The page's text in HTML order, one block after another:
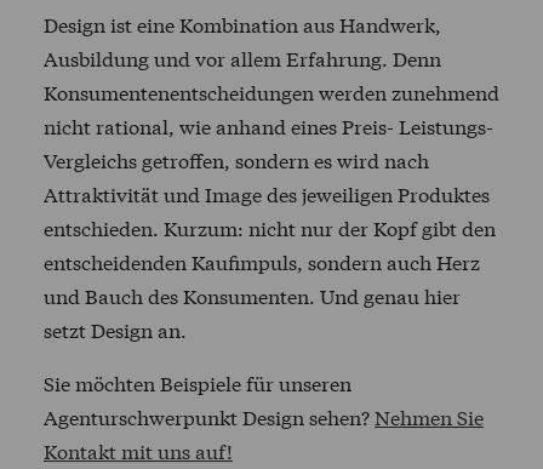
Design ist eine Kombination aus Handwerk,
Ausbildung und vor allem Erfahrung. Denn
Konsumentenentscheidungen werden zunehmend
nicht rational, wie anhand eines Preis- Leistungs-
Vergleichs getroffen, sondern es wird nach
Attraktivität und Image des jeweiligen Produktes
entschieden. Kurzum: nicht nur der Kopf gibt den
entscheidenden Kaufimpuls, sondern auch Herz
und Bauch des Konsumenten. Und genau hier
setzt Design an.
Sie möchten Beispiele für unseren
Agenturschwerpunkt Design sehen?Nehmen Sie
Kontakt mit uns auf!